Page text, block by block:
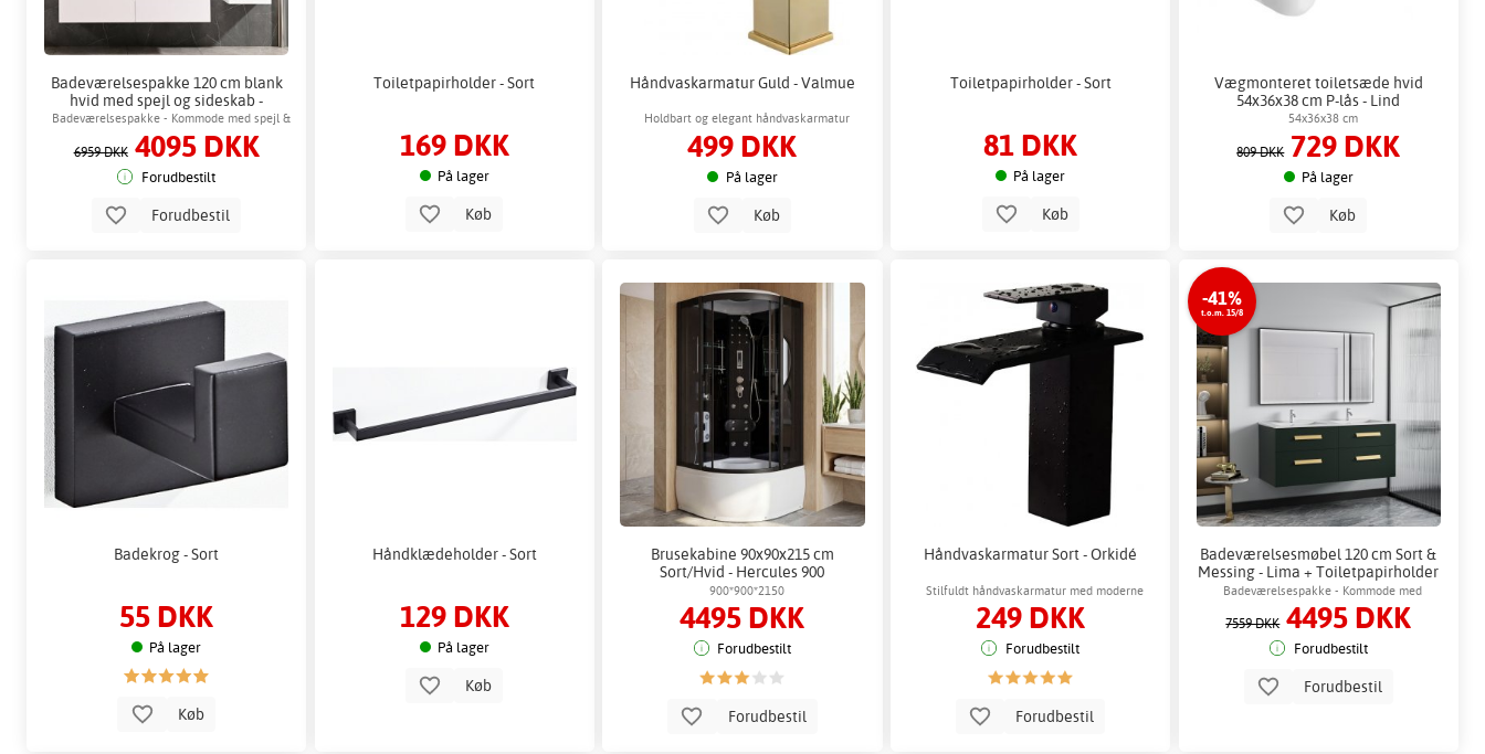
Badeværelsespakke 120 cm blank
hvid med spejl og sideskab -
Honolulu + Toiletpapirholder
Badeværelsespakke - Kommode med spejl &
badeværelsesskab
6959 DKK 4095 DKK
Forudbestilt
Forudbestil
Toiletpapirholder - Sort
169 DKK
På lager
Køb
Håndvaskarmatur Guld - Valmue
Holdbart og elegant håndvaskarmatur
499 DKK
På lager
Køb
Toiletpapirholder - Sort
81 DKK
På lager
Køb
Vægmonteret toiletsæde hvid
54x36x38 cm P-lås - Lind
54x36x38 cm
809 DKK 729 DKK
På lager
Køb
Badekrog - Sort
55 DKK
På lager
Køb
Håndklædeholder - Sort
129 DKK
På lager
Køb
Brusekabine 90x90x215 cm
Sort/Hvid - Hercules 900
900*900*2150
4495 DKK
Forudbestilt
Forudbestil
Håndvaskarmatur Sort - Orkidé
Stilfuldt håndvaskarmatur med moderne
design
249 DKK
Forudbestilt
Forudbestil
-41%
t.o.m. 15/8
Badeværelsesmøbel 120 cm Sort &
Messing - Lima + Toiletpapirholder
Badeværelsespakke - Kommode med
opbevaring & spejl
7559 DKK 4495 DKK
Forudbestilt
Forudbestil